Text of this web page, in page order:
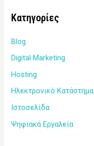
Kατηγορίες
Blog
Digital Marketing
Hosting
Ηλεκτρονικό Κατάστημα
Ιστοσελίδα
Ψηφιακά Εργαλεία